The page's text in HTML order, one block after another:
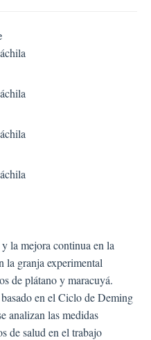
la mejora continua en la
la granja experimental
de plátano y maracuyá.
en el Ciclo de Deming
analizan las medidas
de salud en el trabajo